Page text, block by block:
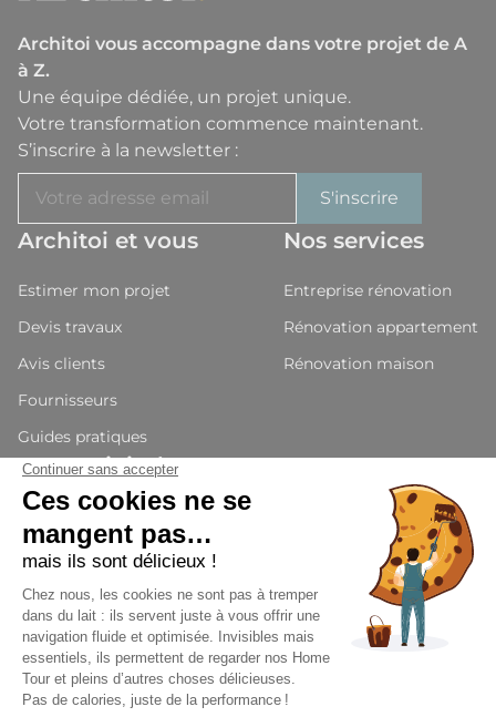
Architoi vous accompagne dans votre projet de A
à Z.
Une équipe dédiée, un projet unique.
Votre transformation commence maintenant.
S’inscrire à la newsletter :
Architoi et vous
Estimer mon projet
Devis travaux
Avis clients
Fournisseurs
Guides pratiques
Nos services
Entreprise rénovation
Rénovation appartement
Rénovation maison
Nous rejoindre
Devenir partenaires
Candidature
Presse et média
© Architoi 2026 - Tous droits réservés
Suivez nous